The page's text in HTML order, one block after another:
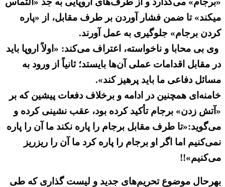
میکند» تا ضمن فشار آوردن بر طرف مقابل، از «پاره
کردن برجام» جلوگیری به عمل آورند.
وی بی محابا و ناخواسته، اعتراف می‌کند: «اولاً اروپا باید
در مقابل اقدامات عملی آن‌ها بایستد؛ ثانیاً از ورود به
مسائل دفاعی ما باید پرهیز کند».
خامنه‌ای همچنین در ادامه و برخلاف دفعات پیشین که بر
«آتش زدن» برجام تأکید کرده بود، عقب نشینی کرده و
می‌گوید:«تا طرف مقابل برجام را پاره نکند ما آن را پاره
نمی‌کنیم اما اگر او برجام را پاره کرد ما آن را ریزریز
می‌کنیم»!!
بهرحال موضوع تحریم‌های جدید و لیست گذاری که طی